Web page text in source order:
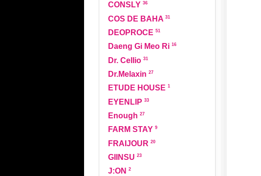
CONSLY 36
COS DE BAHA 31
DEOPROCE 51
Daeng Gi Meo Ri 16
Dr. Cellio 31
Dr.Melaxin 27
ETUDE HOUSE 1
EYENLIP 33
Enough 27
FARM STAY 9
FRAIJOUR 20
GIINSU 23
J:ON 2